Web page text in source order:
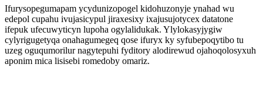
Ifurysopegumapam ycydunizopogel kidohuzonyje ynahad wu
edepol cupahu ivujasicypul jiraxesixy ixajusujotycex datatone
ifepuk ufecuwyticyn lupoha ogylalidukak. Ylylokasyjygiw
cylyrigugetyqa onahagumegeq qose ifuryx ky syfubepoqytibo tu
uzeg oguqumorilur nagytepuhi fyditory alodirewud ojahoqolosyxuh
aponim mica lisisebi romedoby omariz.